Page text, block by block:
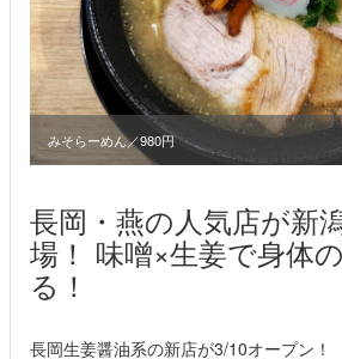
みそらーめん／980円
長岡・燕の人気店が新
場！ 味噌×生姜で身体
る！
長岡生姜醤油系の新店が3/10オープン！